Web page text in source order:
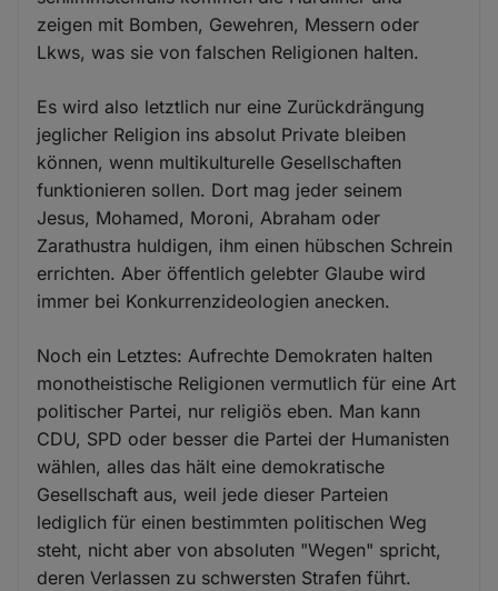
zeigen mit Bomben, Gewehren, Messern oder
Lkws, was sie von falschen Religionen halten.
Es wird also letztlich nur eine Zurückdrängung
jeglicher Religion ins absolut Private bleiben
können, wenn multikulturelle Gesellschaften
funktionieren sollen. Dort mag jeder seinem
Jesus, Mohamed, Moroni, Abraham oder
Zarathustra huldigen, ihm einen hübschen Schrein
errichten. Aber öffentlich gelebter Glaube wird
immer bei Konkurrenzideologien anecken.
Noch ein Letztes: Aufrechte Demokraten halten
monotheistische Religionen vermutlich für eine Art
politischer Partei, nur religiös eben. Man kann
CDU, SPD oder besser die Partei der Humanisten
wählen, alles das hält eine demokratische
Gesellschaft aus, weil jede dieser Parteien
lediglich für einen bestimmten politischen Weg
steht, nicht aber von absoluten "Wegen" spricht,
deren Verlassen zu schwersten Strafen führt.